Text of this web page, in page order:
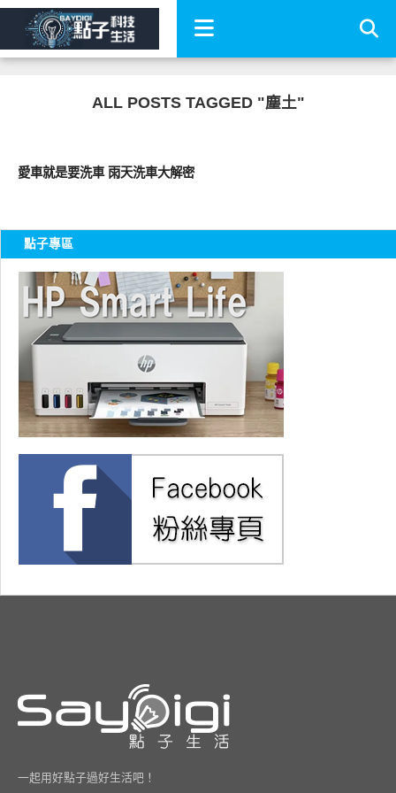
ALL POSTS TAGGED "塵土"
愛車就是要洗車 雨天洗車大解密
點子專區
一起用好點子過好生活吧！